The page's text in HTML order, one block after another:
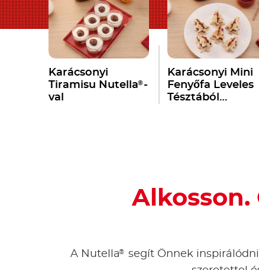
Karácsonyi
Tiramisu Nutella®-
val
Karácsonyi Mini
Fenyőfa Leveles
Tésztából
Alkosson.
A Nutella®
segít Önnek